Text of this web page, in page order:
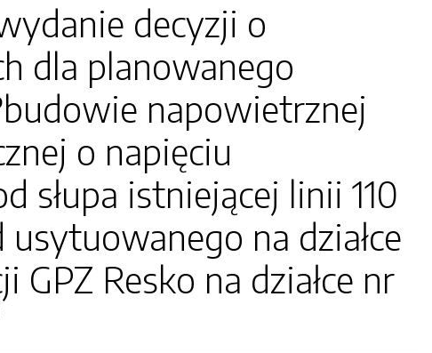
decyzji o
dla planowanego
napowietrznej
o napięciu
słupa istniejącej linii 110
usytuowanego na działce
GPZ Resko na działce nr